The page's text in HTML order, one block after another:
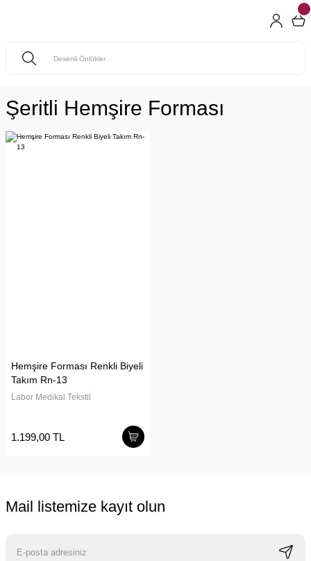
Şeritli Hemşire Forması
Hemşire Forması Renkli Biyeli
Takım Rn-13
Labor Medikal Tekstil
1.199,00 TL
Mail listemize kayıt olun